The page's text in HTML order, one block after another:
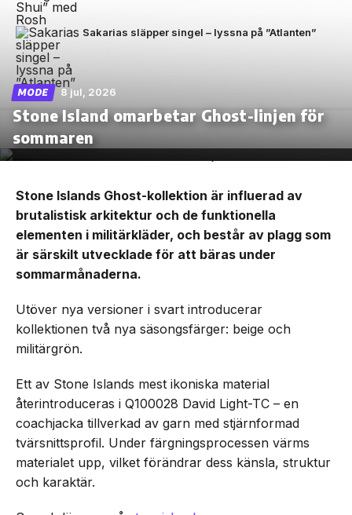
Sakarias släpper singel – lyssna på ”Atlanten”
MODE 8 jul, 2026
Stone Island omarbetar Ghost-linjen för
sommaren
Stone Islands Ghost-kollektion är influerad av
brutalistisk arkitektur och de funktionella
elementen i militärkläder, och består av plagg som
är särskilt utvecklade för att bäras under
sommarmånaderna.
Utöver nya versioner i svart introducerar
kollektionen två nya säsongsfärger: beige och
militärgrön.
Ett av Stone Islands mest ikoniska material
återintroduceras i Q100028 David Light-TC – en
coachjacka tillverkad av garn med stjärnformad
tvärsnittsprofil. Under färgningsprocessen värms
materialet upp, vilket förändrar dess känsla, struktur
och karaktär.